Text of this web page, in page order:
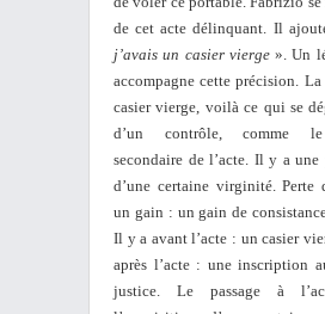
de cet acte délinquant. Il
j’avais un casier vierge». Un
accompagne cette précision. La
casier vierge, voilà ce qui se
d’un contrôle, comme
secondaire de l’acte. Il y a une
d’une certaine virginité.
un gain : un gain de
Il y a avant l’acte : un casier
après l’acte : une inscription
justice. Le passage à